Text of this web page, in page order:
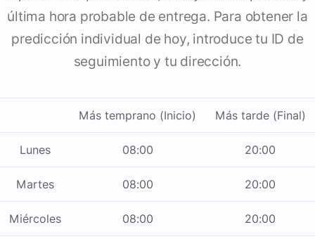
última hora probable de entrega. Para obtener la
predicción individual de hoy, introduce tu ID de
seguimiento y tu dirección.
Más temprano (Inicio) Más tarde (Final)
Lunes 08:00 20:00
Martes 08:00 20:00
Miércoles 08:00 20:00